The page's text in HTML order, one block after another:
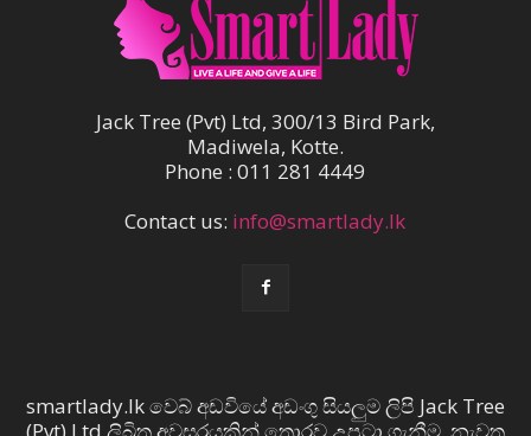
Jack Tree (Pvt) Ltd, 300/13 Bird Park,
Madiwela, Kotte.
Phone : 011 281 4449
Contact us: info@smartlady.lk
smartlady.lk වෙබ් අඩවියේ අඩංගු සියලුම ලිපි Jack Tree